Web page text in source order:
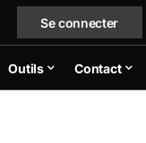
Se connecter
Outils Contact